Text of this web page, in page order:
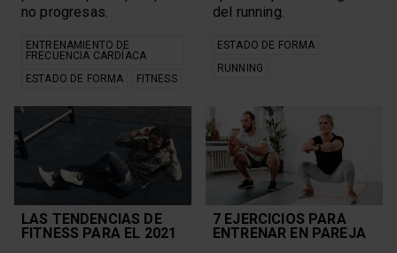
no progresas.
ENTRENAMIENTO DE
FRECUENCIA CARDÍACA
ESTADO DE FORMA
FITNESS
del running.
ESTADO DE FORMA
RUNNING
LAS TENDENCIAS DE
FITNESS PARA EL 2021
7 EJERCICIOS PARA
ENTRENAR EN PAREJA